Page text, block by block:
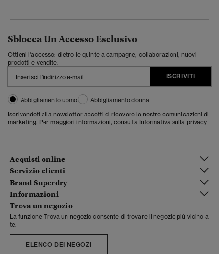
Sblocca Un Accesso Esclusivo
Ottieni l'accesso: dietro le quinte a campagne, collaborazioni, nuovi
prodotti e vendite.
ISCRIVITI
Abbigliamento uomo
Abbigliamento donna
Iscrivendoti alla newsletter accetti di ricevere le nostre comunicazioni di
marketing. Per maggiori informazioni, consulta Informativa sulla privacy
Acquisti online
Servizio clienti
Brand Superdry
Informazioni
Trova un negozio
La funzione Trova un negozio consente di trovare il negozio più vicino a
te.
ELENCO DEI NEGOZI